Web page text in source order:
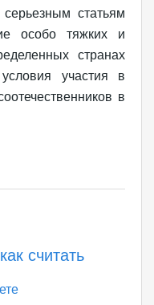
статьям
особо тяжких и
странах
участия в
в
считать